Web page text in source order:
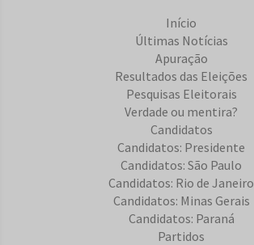
Início
Últimas Notícias
Apuração
Resultados das Eleições
Pesquisas Eleitorais
Verdade ou mentira?
Candidatos
Candidatos: Presidente
Candidatos: São Paulo
Candidatos: Rio de Janeiro
Candidatos: Minas Gerais
Candidatos: Paraná
Partidos